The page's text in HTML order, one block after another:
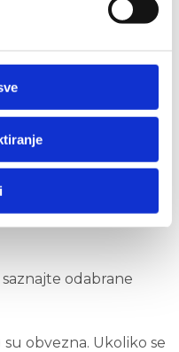
Auto
odabrane
obvezna. Ukoliko se